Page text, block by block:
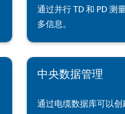
通过并行 TD 和 PD 测
多信息。
中央数据管理
通过电缆数据库可以